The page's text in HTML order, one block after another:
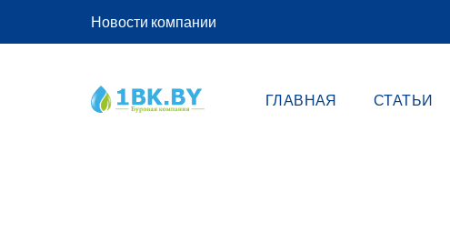
Новости компании
ГЛАВНАЯ СТАТЬИ